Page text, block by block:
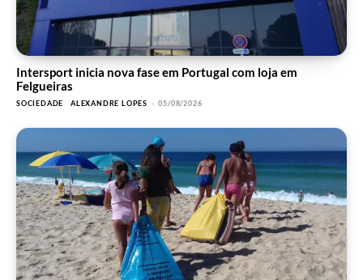
Intersport inicia nova fase em Portugal com loja em
Felgueiras
SOCIEDADE ALEXANDRE LOPES - 05/08/2026